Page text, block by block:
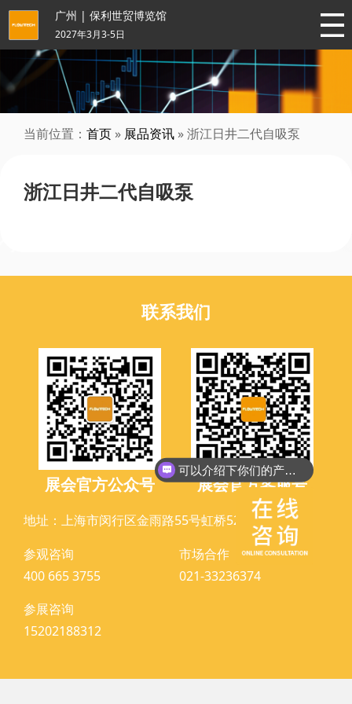
广州 | 保利世贸博览馆
2027年3月3-5日
当前位置： 首页 » 展品资讯 » 浙江日井二代自吸泵
浙江日井二代自吸泵
联系我们
展会官方公众号 展会官方客服号
地址：上海市闵行区金雨路55号虹桥525创意园A座
参观咨询
400 665 3755
市场合作
021-33236374
参展咨询
15202188312